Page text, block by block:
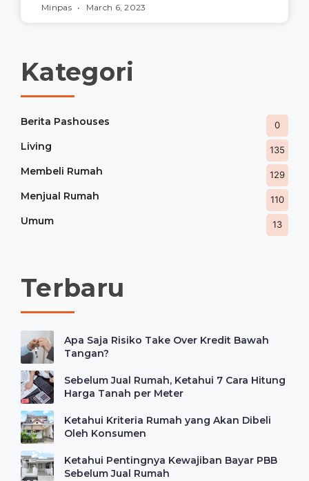
Minpas March 6, 2023
Kategori
Berita Pashouses 0
Living 135
Membeli Rumah 129
Menjual Rumah 110
Umum 13
Terbaru
Apa Saja Risiko Take Over Kredit Bawah
Tangan?
Sebelum Jual Rumah, Ketahui 7 Cara Hitung
Harga Tanah per Meter
Ketahui Kriteria Rumah yang Akan Dibeli
Oleh Konsumen
Ketahui Pentingnya Kewajiban Bayar PBB
Sebelum Jual Rumah